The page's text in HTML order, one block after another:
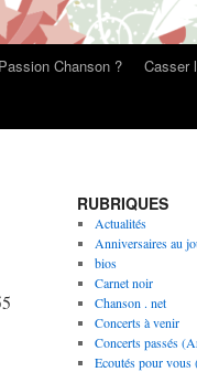
Chanson ?
Casser
RUBRIQUES
Actualités
Anniversaires au
bios
Carnet noir
Chanson . net
Concerts à venir
Concerts passés
Ecoutés pour